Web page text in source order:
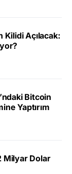
Kilidi Açılacak:
Bitcoin
Yaptırım
Milyar Dolar